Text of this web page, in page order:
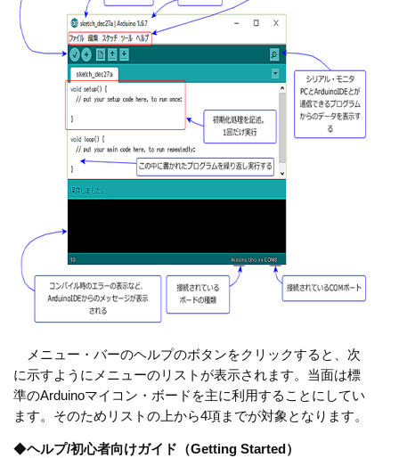
メニュー・バーのヘルプのボタンをクリックすると、次
に示すようにメニューのリストが表示されます。当面は標
準のArduinoマイコン・ボードを主に利用することにしてい
ます。そのためリストの上から4項までが対象となります。
◆ヘルプ/初心者向けガイド（Getting Started）